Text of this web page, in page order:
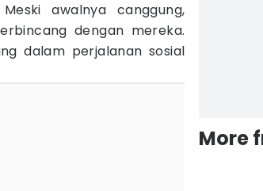
awalnya canggung,
dengan mereka.
dalam perjalanan sosial
More